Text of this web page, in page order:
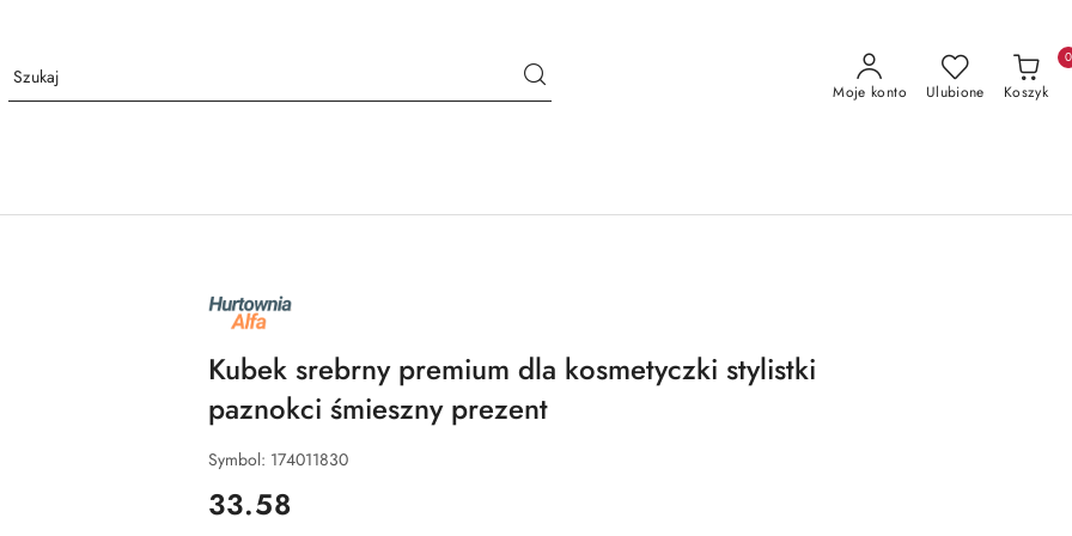
Moje konto Ulubione Koszyk
0
NAZWA
PRODUCENTA:
ALFA
Kubek srebrny premium dla kosmetyczki stylistki
paznokci śmieszny prezent
Symbol: 174011830
cena:
33.58